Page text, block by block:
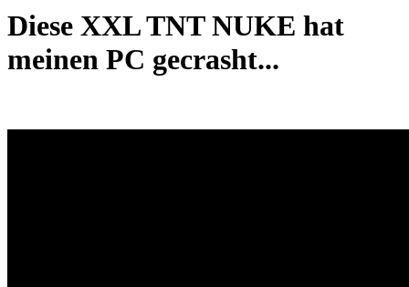
Diese XXL TNT NUKE hat
meinen PC gecrasht...